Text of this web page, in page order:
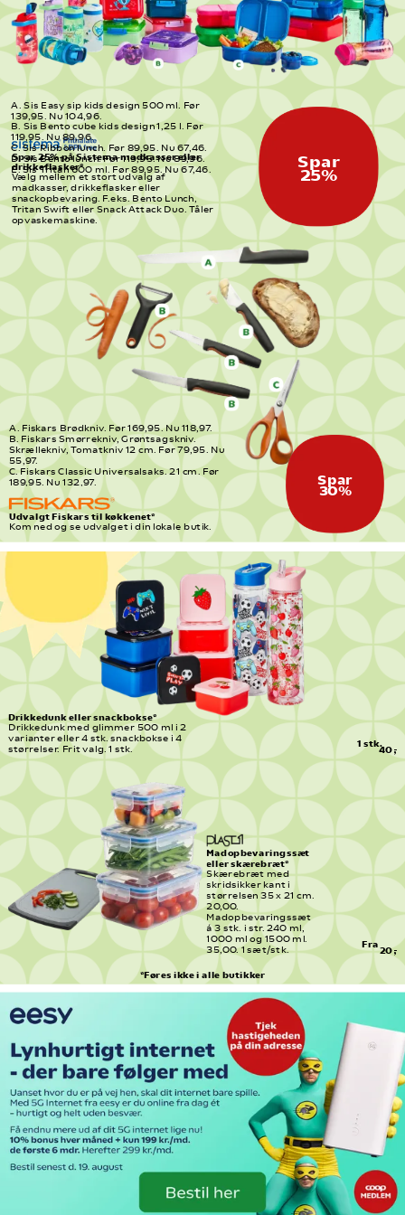
Spar
30%
Udvalgt Fiskars til køkkenet*
Kom ned og se udvalget i din lokale butik.
Spar
25%
Spar 25% på Sistema madkasser eller
drikkeflasker*
Vælg mellem et stort udvalg af
madkasser, drikkeflasker eller
snackopbevaring. F.eks. Bento Lunch,
Tritan Swift eller Snack Attack Duo. Tåler
opvaskemaskine.
A. Fiskars Brødkniv. Før 169,95. Nu 118,97.
B. Fiskars Smørrekniv, Grøntsagskniv.
Skrællekniv, Tomatkniv 12 cm. Før 79,95. Nu
55,97.
C. Fiskars Classic Universalsaks. 21 cm. Før
189,95. Nu 132,97.
A. Sis Easy sip kids design 500 ml. Før
139,95. Nu 104,96.
B. Sis Bento cube kids design 1,25 l. Før
119,95. Nu 89,96.
C. Sis Ribbon lunch. Før 89,95. Nu 67,46.
D. Sis Bento lunch. Før 119,95. Nu 89,96.
E. Sis Tritan 600 ml. Før 89,95. Nu 67,46.
Fra
20,-
Madopbevaringssæt
eller skærebræt*
Skærebræt med
skridsikker kant i
størrelsen 35 x 21 cm.
20,00.
Madopbevaringssæt
á 3 stk. i str. 240 ml,
1000 ml og 1500 ml.
35,00. 1 sæt/stk.
1 stk.
40,-
Drikkedunk eller snackbokse*
Drikkedunk med glimmer 500 ml i 2
varianter eller 4 stk. snackbokse i 4
størrelser. Frit valg. 1 stk.
*Føres ikke i alle butikker